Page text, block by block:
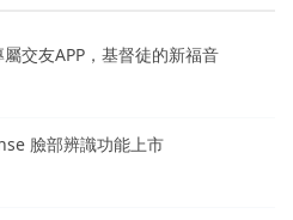
交友APP，基督徒的新福音
臉部辨識功能上市